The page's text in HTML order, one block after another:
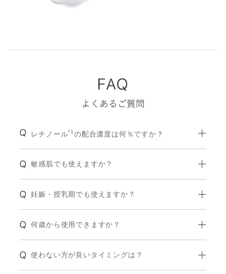
レチノール*1 の配合濃度は何％ですか？
敏感肌でも使えますか？
妊娠・授乳期でも使えますか？
何歳から使用できますか？
使わない方が良いタイミングは？